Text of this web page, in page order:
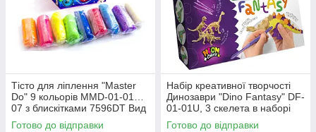
Тісто для ліплення "Master
Do" 9 кольорів MMD-01-01…
07 з блискітками 7596DT Вид
3
Готово до відправки
Набір креативної творчості
Динозаври "Dino Fantasy" DF-
01-01U, 3 скелета в наборі
Диметродон
Готово до відправки